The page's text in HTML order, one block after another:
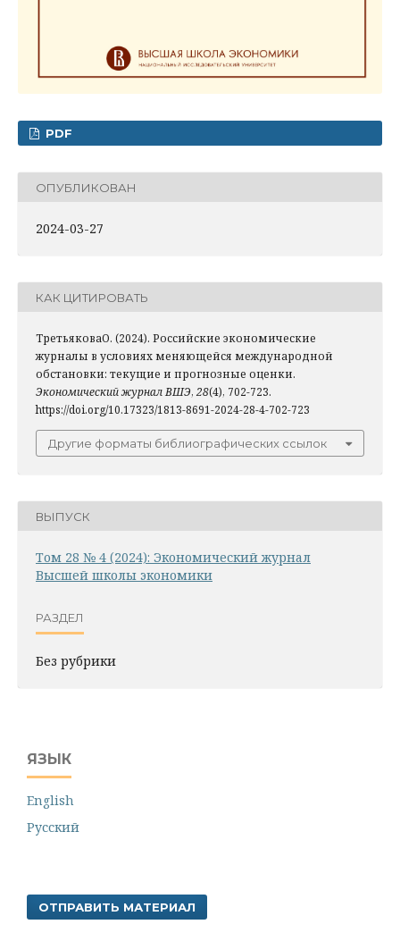
PDF
ОПУБЛИКОВАН
2024-03-27
КАК ЦИТИРОВАТЬ
ТретьяковаО. (2024). Российские экономические
журналы в условиях меня­ющейся международной
обстановки: текущие и прогнозные оценки.
Экономический журнал ВШЭ, 28(4), 702-723.
https://doi.org/10.17323/1813-8691-2024-28-4-702-723
Другие форматы библиографических ссылок
ВЫПУСК
Том 28 № 4 (2024): Экономический журнал
Высшей школы экономики
РАЗДЕЛ
Без рубрики
ЯЗЫК
English
Русский
ОТПРАВИТЬ МАТЕРИАЛ